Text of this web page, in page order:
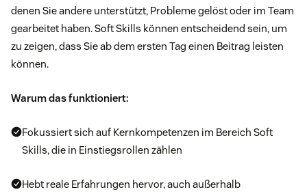
denen Sie andere unterstützt, Probleme gelöst oder im Team
gearbeitet haben. Soft Skills können entscheidend sein, um
zu zeigen, dass Sie ab dem ersten Tag einen Beitrag leisten
können.
Warum das funktioniert:
Fokussiert sich auf Kernkompetenzen im Bereich Soft
Skills, die in Einstiegsrollen zählen
Hebt reale Erfahrungen hervor, auch außerhalb